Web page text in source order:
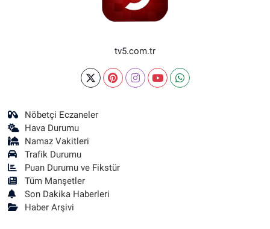
tv5.com.tr
Nöbetçi Eczaneler
Hava Durumu
Namaz Vakitleri
Trafik Durumu
Puan Durumu ve Fikstür
Tüm Manşetler
Son Dakika Haberleri
Haber Arşivi